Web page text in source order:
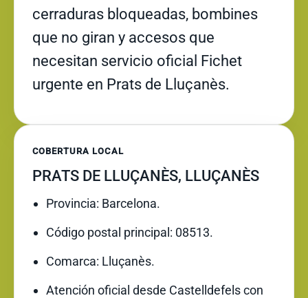
cerraduras bloqueadas, bombines
que no giran y accesos que
necesitan servicio oficial Fichet
urgente en Prats de Lluçanès.
COBERTURA LOCAL
PRATS DE LLUÇANÈS, LLUÇANÈS
Provincia: Barcelona.
Código postal principal: 08513.
Comarca: Lluçanès.
Atención oficial desde Castelldefels con